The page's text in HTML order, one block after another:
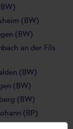
(BW)
(BW)
an der Fils
(BW)
(BW)
(BW)
(RP)